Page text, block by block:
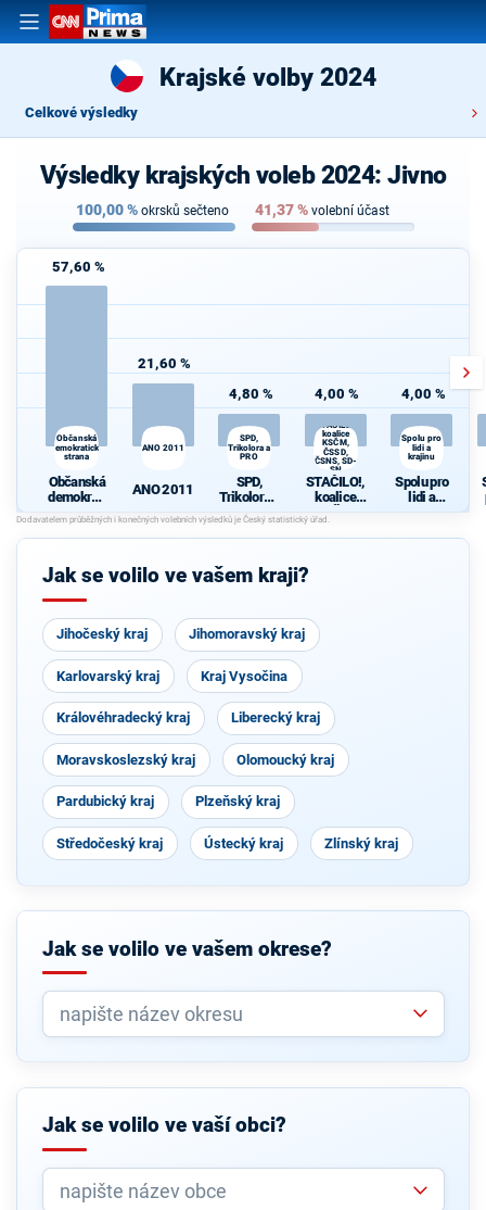
Krajské volby 2024
Celkové výsledky
Výsledky krajských voleb 2024: Jivno
100,00% okrsků sečteno 41,37% volební účast
57,60 %
Občanská
demokratická
strana
Občanská
demokrati
cká strana
21,60 %
ANO 2011
ANO 2011
4,80 %
SPD,
Trikolora a
PRO
SPD,
Trikolora a
PRO
4,00 %
STAČILO!,
koalice
KSČM,
ČSSD,
ČSNS, SD-
SN
STAČILO!,
koalice
KSČM,
ČSSD,
ČSNS, SD-
4,00 %
Spolu pro
lidi a
krajinu
Spolu pro
lidi a
krajinu
Jak se volilo ve vašem kraji?
Jihočeský kraj Jihomoravský kraj
Karlovarský kraj Kraj Vysočina
Královéhradecký kraj Liberecký kraj
Moravskoslezský kraj Olomoucký kraj
Pardubický kraj Plzeňský kraj
Středočeský kraj Ústecký kraj Zlínský kraj
Jak se volilo ve vašem okrese?
Jak se volilo ve vaší obci?